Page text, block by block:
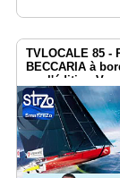
TVLOCALE 85 -
BECCARIA à
sur l'édition